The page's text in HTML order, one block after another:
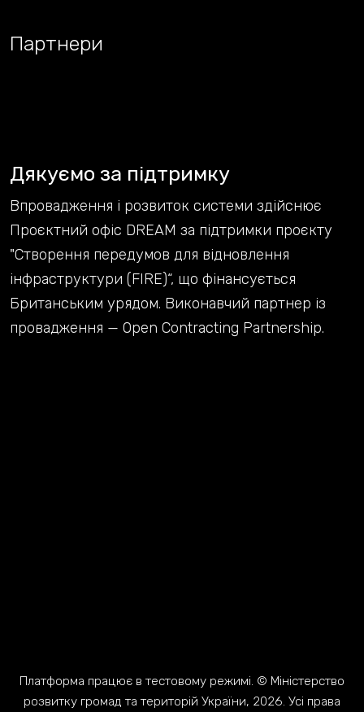
Дякуємо за підтримку
Платформа працює в тестовому режимі. © Міністерство
розвитку громад та територій України, 2026. Усі права
Партнери
Впровадження і розвиток системи здійснює
Проєктний офіс DREAM за підтримки проєкту
"Створення передумов для відновлення
інфраструктури (FIRE)“, що фінансується
Британським урядом. Виконавчий партнер із
провадження — Open Contracting Partnership.